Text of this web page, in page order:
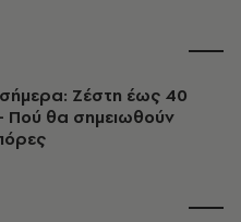
Ζέστη έως 40
Πού θα σημειωθούν